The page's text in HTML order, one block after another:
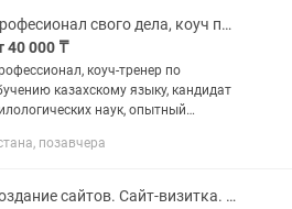
Професионал свого дела, коуч по обучению казахскому языку, кандидат филолог
40 000 ₸
коуч-тренер по
казахскому языку, кандидат
наук, опытный
на курсы казахского
в...
позавчера
Создание сайтов. Сайт-визитка. Лендинг